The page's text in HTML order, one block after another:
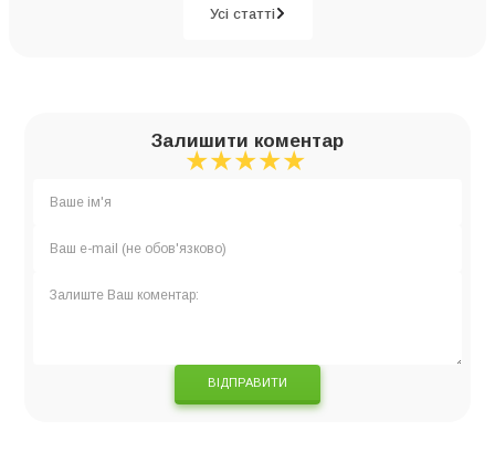
Усі статті
Залишити коментар
★
★★
★★★
★★★★
★★★★★
ВІДПРАВИТИ